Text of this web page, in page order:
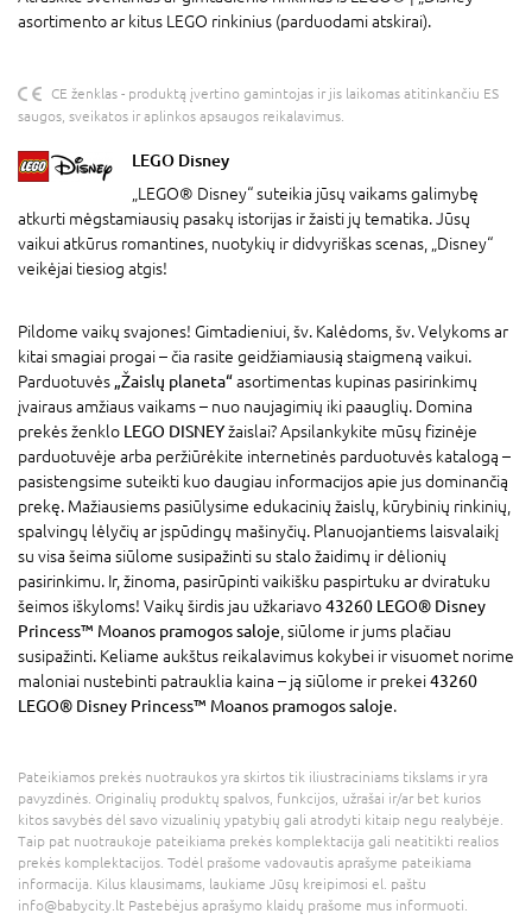
asortimento ar kitus LEGO rinkinius (parduodami atskirai).
CE ženklas - produktą įvertino gamintojas ir jis laikomas atitinkančiu ES
saugos, sveikatos ir aplinkos apsaugos reikalavimus.
LEGO Disney
„LEGO® Disney“ suteikia jūsų vaikams galimybę
atkurti mėgstamiausių pasakų istorijas ir žaisti jų tematika. Jūsų
vaikui atkūrus romantines, nuotykių ir didvyriškas scenas, „Disney“
veikėjai tiesiog atgis!
Pildome vaikų svajones! Gimtadieniui, šv. Kalėdoms, šv. Velykoms ar
kitai smagiai progai – čia rasite geidžiamiausią staigmeną vaikui.
Parduotuvės „Žaislų planeta“asortimentas kupinas pasirinkimų
įvairaus amžiaus vaikams – nuo naujagimių iki paauglių. Domina
prekės ženklo LEGO DISNEYžaislai? Apsilankykite mūsų fizinėje
parduotuvėje arba peržiūrėkite internetinės parduotuvės katalogą –
pasistengsime suteikti kuo daugiau informacijos apie jus dominančią
prekę. Mažiausiems pasiūlysime edukacinių žaislų, kūrybinių rinkinių,
spalvingų lėlyčių ar įspūdingų mašinyčių. Planuojantiems laisvalaikį
su visa šeima siūlome susipažinti su stalo žaidimų ir dėlionių
pasirinkimu. Ir, žinoma, pasirūpinti vaikišku paspirtuku ar dviratuku
šeimos iškyloms! Vaikų širdis jau užkariavo43260 LEGO® Disney
Princess™ Moanos pramogos saloje , siūlome ir jums plačiau
susipažinti. Keliame aukštus reikalavimus kokybei ir visuomet norime
maloniai nustebinti patrauklia kaina – ją siūlome ir prekei43260
LEGO® Disney Princess™ Moanos pramogos saloje.
Pateikiamos prekės nuotraukos yra skirtos tik iliustraciniams tikslams ir yra
pavyzdinės. Originalių produktų spalvos, funkcijos, užrašai ir/ar bet kurios
kitos savybės dėl savo vizualinių ypatybių gali atrodyti kitaip negu realybėje.
Taip pat nuotraukoje pateikiama prekės komplektacija gali neatitikti realios
prekės komplektacijos. Todėl prašome vadovautis aprašyme pateikiama
informacija. Kilus klausimams, laukiame Jūsų kreipimosi el. paštu
info@babycity.lt Pastebėjus aprašymo klaidų prašome mus informuoti.